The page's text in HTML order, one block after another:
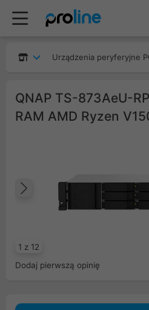
Urządzenia peryferyjne
QNAP TS-873AeU-
RAM AMD Ryzen
1 z 12
Poprzedni
Dodaj pierwszą opinię